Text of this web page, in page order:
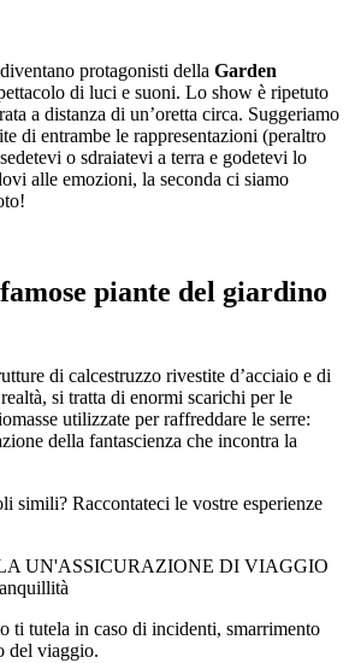
protagonisti della Garden
di luci e suoni. Lo show è ripetuto
a distanza di un’oretta circa. Suggeriamo
di entrambe le rappresentazioni (peraltro
o sdraiatevi a terra e godetevi lo
alle emozioni, la seconda ci siamo
piante del giardino
di calcestruzzo rivestite d’acciaio e di
si tratta di enormi scarichi per le
utilizzate per raffreddare le serre:
della fantascienza che incontra la
simili? Raccontateci le vostre esperienze
UN'ASSICURAZIONE DI VIAGGIO
ti tutela in caso di incidenti, smarrimento
del viaggio.